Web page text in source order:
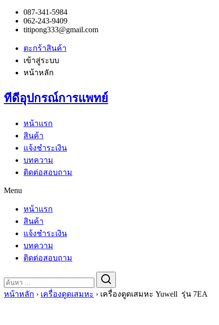
087-341-5984
062-243-9409
titipong333@gmail.com
ตะกร้าสินค้า
เข้าสู่ระบบ
หน้าหลัก
ทีดีอุปกรณ์การแพทย์
หน้าแรก
สินค้า
แจ้งชำระเงิน
บทความ
ติดต่อสอบถาม
Menu
หน้าแรก
สินค้า
แจ้งชำระเงิน
บทความ
ติดต่อสอบถาม
for:
หน้าหลัก › เครื่องดูดเสมหะ › เครื่องดูดเสมหะ Yuwell รุ่น 7EA